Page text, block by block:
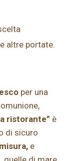
altre portate.
per una
ristorante” è
di sicuro
e